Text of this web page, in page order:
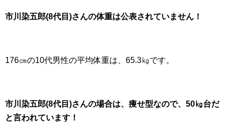
市川染五郎(8代目)さんの体重は公表されていません！
176㎝の10代男性の平均体重は、65.3㎏です。
市川染五郎(8代目)さんの場合は、痩せ型なので、50㎏台だ
と言われています！